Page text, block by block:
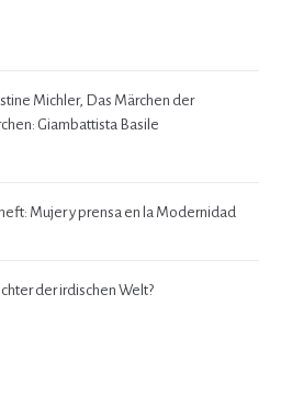
Michler, Das Märchen der
Giambattista Basile
Mujer y prensa en la Modernidad
der irdischen Welt?